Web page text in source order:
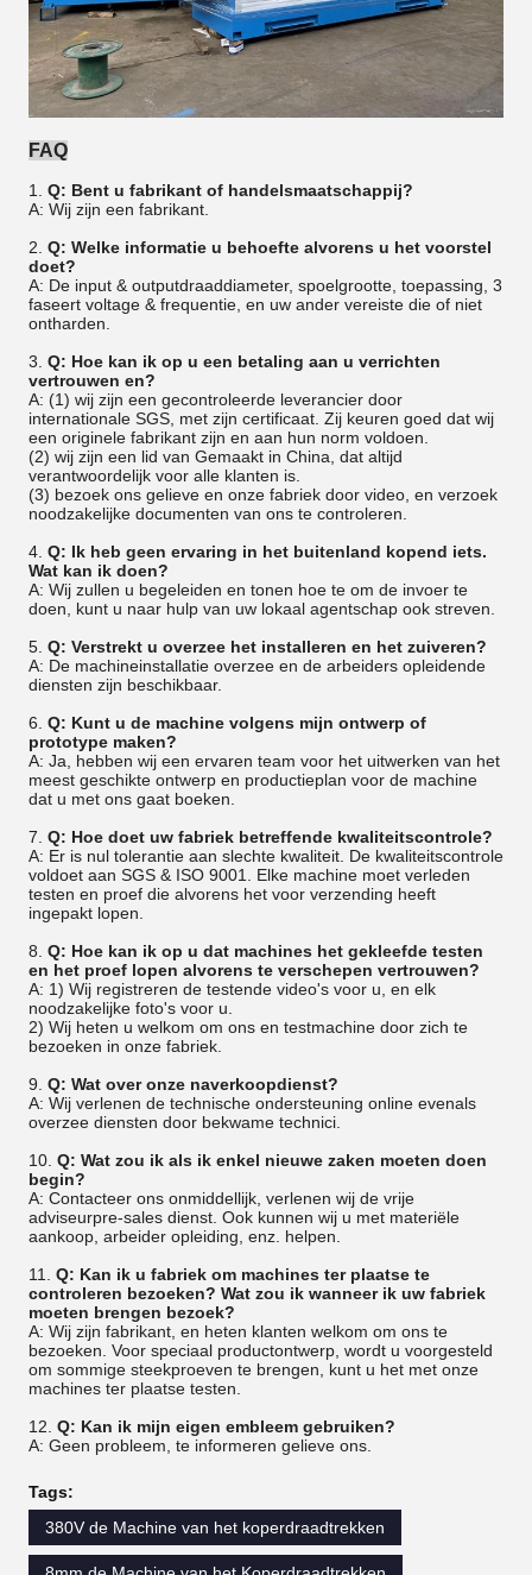
FAQ
1. Q: Bent u fabrikant of handelsmaatschappij?
A: Wij zijn een fabrikant.
2. Q: Welke informatie u behoefte alvorens u het voorstel
doet?
A: De input & outputdraaddiameter, spoelgrootte, toepassing, 3
faseert voltage & frequentie, en uw ander vereiste die of niet
ontharden.
3. Q: Hoe kan ik op u een betaling aan u verrichten
vertrouwen en?
A: (1) wij zijn een gecontroleerde leverancier door
internationale SGS, met zijn certificaat. Zij keuren goed dat wij
een originele fabrikant zijn en aan hun norm voldoen.
(2) wij zijn een lid van Gemaakt in China, dat altijd
verantwoordelijk voor alle klanten is.
(3) bezoek ons gelieve en onze fabriek door video, en verzoek
noodzakelijke documenten van ons te controleren.
4. Q: Ik heb geen ervaring in het buitenland kopend iets.
Wat kan ik doen?
A: Wij zullen u begeleiden en tonen hoe te om de invoer te
doen, kunt u naar hulp van uw lokaal agentschap ook streven.
5. Q: Verstrekt u overzee het installeren en het zuiveren?
A: De machineinstallatie overzee en de arbeiders opleidende
diensten zijn beschikbaar.
6. Q: Kunt u de machine volgens mijn ontwerp of
prototype maken?
A: Ja, hebben wij een ervaren team voor het uitwerken van het
meest geschikte ontwerp en productieplan voor de machine
dat u met ons gaat boeken.
7. Q: Hoe doet uw fabriek betreffende kwaliteitscontrole?
A: Er is nul tolerantie aan slechte kwaliteit. De kwaliteitscontrole
voldoet aan SGS & ISO 9001. Elke machine moet verleden
testen en proef die alvorens het voor verzending heeft
ingepakt lopen.
8. Q: Hoe kan ik op u dat machines het gekleefde testen
en het proef lopen alvorens te verschepen vertrouwen?
A: 1) Wij registreren de testende video's voor u, en elk
noodzakelijke foto's voor u.
2) Wij heten u welkom om ons en testmachine door zich te
bezoeken in onze fabriek.
9. Q: Wat over onze naverkoopdienst?
A: Wij verlenen de technische ondersteuning online evenals
overzee diensten door bekwame technici.
10. Q: Wat zou ik als ik enkel nieuwe zaken moeten doen
begin?
A: Contacteer ons onmiddellijk, verlenen wij de vrije
adviseurpre-sales dienst. Ook kunnen wij u met materiële
aankoop, arbeider opleiding, enz. helpen.
11. Q: Kan ik u fabriek om machines ter plaatse te
controleren bezoeken? Wat zou ik wanneer ik uw fabriek
moeten brengen bezoek?
A: Wij zijn fabrikant, en heten klanten welkom om ons te
bezoeken. Voor speciaal productontwerp, wordt u voorgesteld
om sommige steekproeven te brengen, kunt u het met onze
machines ter plaatse testen.
12. Q: Kan ik mijn eigen embleem gebruiken?
A: Geen probleem, te informeren gelieve ons.
Tags:
380V de Machine van het koperdraadtrekken